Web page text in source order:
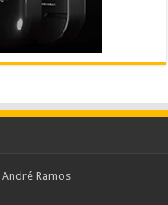
André Ramos